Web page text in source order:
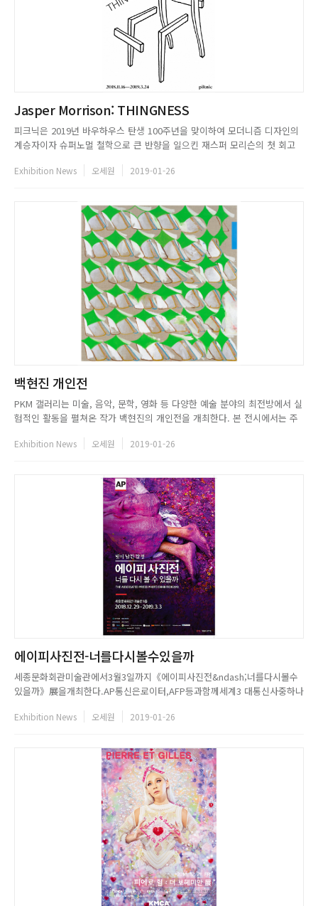
Jasper Morrison: THINGNESS
피크닉은 2019년 바우하우스 탄생 100주년을 맞이하여 모더니즘 디자인의
계승자이자 슈퍼노멀 철학으로 큰 반향을 일으킨 재스퍼 모리슨의 첫 회고
국에서 데뷔하여 세계 최고의 디자이너가 되기까지, 철저히 실용 적이고 간
Exhibition News 오세원 2019-01-26
백현진 개인전
PKM 갤러리는 미술, 음악, 문학, 영화 등 다양한 예술 분야의 최전방에서 실
험적인 활동을 펼쳐온 작가 백현진의 개인전을 개최한다. 본 전시에서는 주
무엇을 어떻게 그릴 것이라는 뚜렷한 계획이나 목적없이과정에몸을맡겨도출
Exhibition News 오세원 2019-01-26
에이피사진전-너를다시볼수있을까
세종문화회관미술관에서3월3일까지《에이피사진전&ndash;너를다시볼수
있을까》展을개최한다.AP통신은로이터,AFP등과함께세계3 대통신사중하나
백미라할수있는사진들과인간의 감성과 드라마를 전달할 수 있는 예술 작품
의 숨결로 누구보다 깊게...
Exhibition News 오세원 2019-01-26